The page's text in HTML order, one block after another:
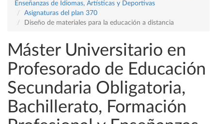
Enseñanzas de Idiomas, Artísticas y Deportivas
Asignaturas del plan 370
Diseño de materiales para la educación a distancia
Máster Universitario en
Profesorado de Educación
Secundaria Obligatoria,
Bachillerato, Formación